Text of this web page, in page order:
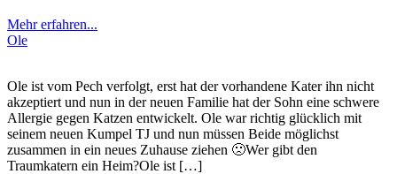
Mehr erfahren...
Ole
Ole ist vom Pech verfolgt, erst hat der vorhandene Kater ihn nicht
akzeptiert und nun in der neuen Familie hat der Sohn eine schwere
Allergie gegen Katzen entwickelt. Ole war richtig glücklich mit
seinem neuen Kumpel TJ und nun müssen Beide möglichst
zusammen in ein neues Zuhause ziehen 🙁Wer gibt den
Traumkatern ein Heim?Ole ist […]